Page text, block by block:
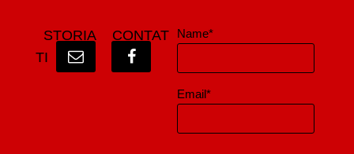
STORIA
CONTAT
TI
Name*
Email*